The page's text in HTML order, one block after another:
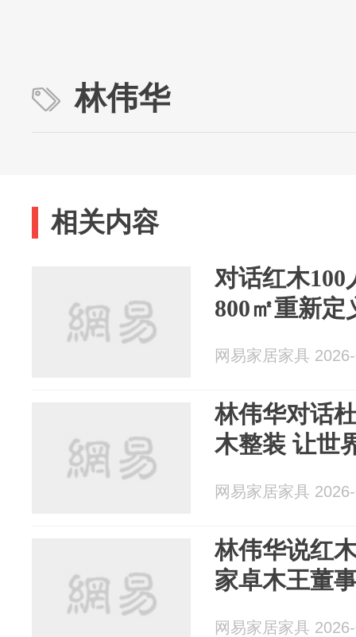
林伟华
相关内容
对话红木100
800㎡重新定
网易家居家具
林伟华对话
木整装 让世
网易家居家具
林伟华说红
家卓木王董
网易家居家具